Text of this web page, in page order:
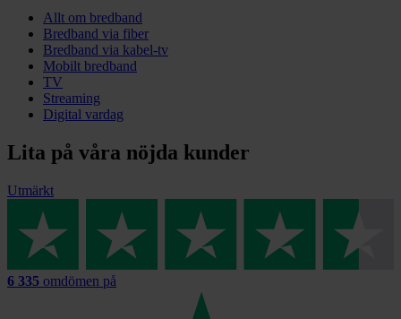
Allt om bredband
Bredband via fiber
Bredband via kabel-tv
Mobilt bredband
TV
Streaming
Digital vardag
Lita på våra nöjda kunder
Utmärkt
6 335 omdömen på